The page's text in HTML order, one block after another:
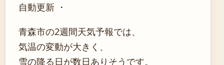
自動更新 ・
青森市の2週間天気予報では、
気温の変動が大きく、
雪の降る日が数日ありそうです。